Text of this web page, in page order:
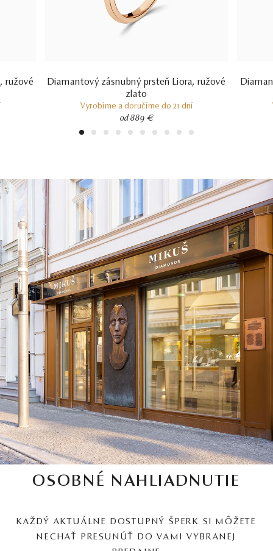
ružové
Diamantový zásnubný prsteň Liora, ružové
zlato
Vyrobíme a doručíme do 21 dní
od 889 €
1 2 3 4 5 6 7 8 9 10
OSOBNÉ NAHLIADNUTIE
KAŽDÝ AKTUÁLNE DOSTUPNÝ ŠPERK SI MÔŽETE
NECHAŤ PRESUNÚŤ DO VAMI VYBRANEJ